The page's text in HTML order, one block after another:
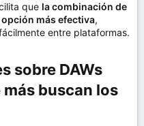
que la combinación de
más efectiva,
entre plataformas.
sobre DAWs
buscan los